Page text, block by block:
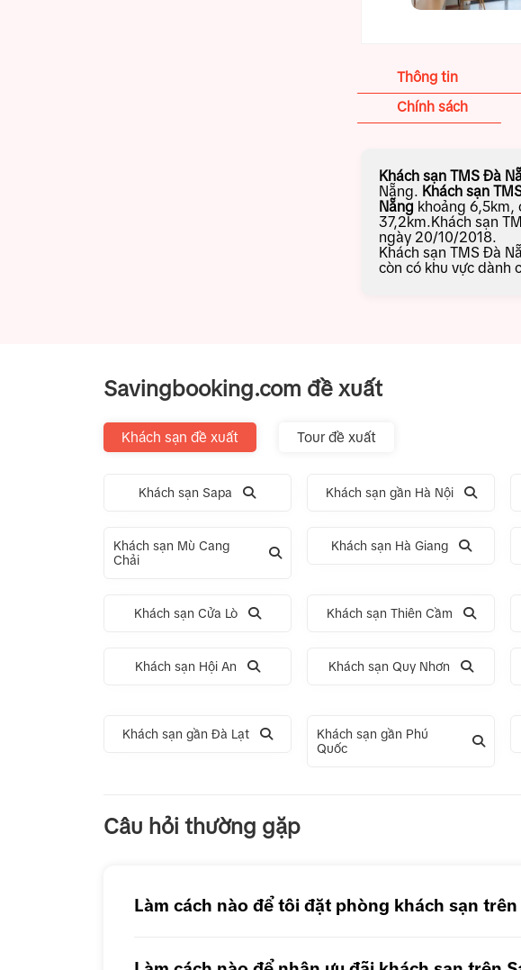
Thông tin
Chính sách
Khách sạn TMS Đà
Nẵng. Khách sạn
Nẵng khoảng 6,5km,
37,2km.Khách sạn
ngày 20/10/2018.
Khách sạn TMS Đà
còn có khu vực dành
Savingbooking.com đề xuất
Khách sạn đề xuất Tour đề xuất
Khách sạn Sapa Khách sạn gần Hà Nội
Khách sạn Mù Cang
Chải
Khách sạn Hà Giang
Khách sạn Cửa Lò Khách sạn Thiên Cầm
Khách sạn Hội An Khách sạn Quy Nhơn
Khách sạn gần Đà Lạt
Khách sạn gần Phú
Quốc
Câu hỏi thường gặp
Làm cách nào để tôi đặt phòng khách sạn